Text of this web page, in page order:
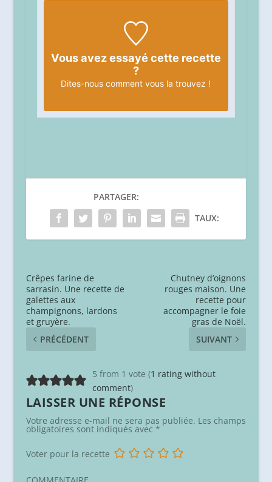
Vous avez essayé cette recette
?
Dites-nous comment vous la trouvez !
PARTAGER:
TAUX:
Crêpes farine de
sarrasin. Une recette de
galettes aux
champignons, lardons
et gruyère.
PRÉCÉDENT
Chutney d’oignons
rouges maison. Une
recette pour
accompagner le foie
gras de Noël.
SUIVANT
5 from 1 vote (1 rating without
comment)
LAISSER UNE RÉPONSE
Votre adresse e-mail ne sera pas publiée. Les champs
obligatoires sont indiqués avec *
Voter pour la recette